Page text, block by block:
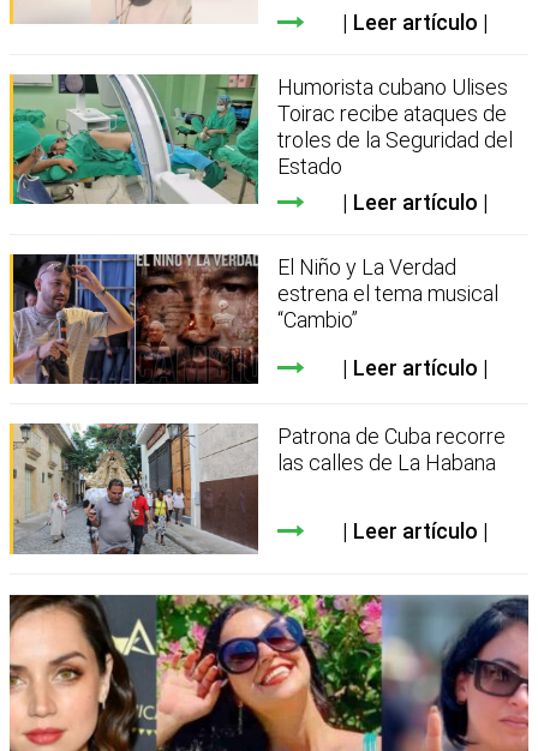
Leer artículo
Humorista cubano Ulises
Toirac recibe ataques de
troles de la Seguridad del
Estado
Leer artículo
El Niño y La Verdad
estrena el tema musical
“Cambio”
Leer artículo
Patrona de Cuba recorre
las calles de La Habana
Leer artículo